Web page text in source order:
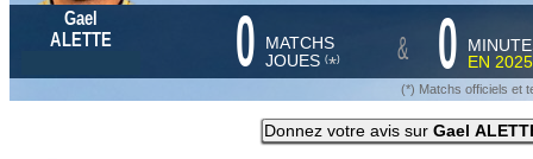
Gael
ALETTE
0 MATCHS
JOUES (*) & 0
EN
(*) Matchs officiels et
Donnez votre avis sur Gael